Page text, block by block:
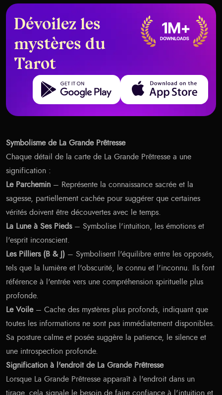
Dévoilez les
mystères du
Tarot
Get it on Google Play Download on the App Store
Symbolisme de La Grande Prêtresse
Chaque détail de la carte de La Grande Prêtresse a une
signification :
Le Parchemin – Représente la connaissance sacrée et la
sagesse, partiellement cachée pour suggérer que certaines
vérités doivent être découvertes avec le temps.
La Lune à Ses Pieds– Symbolise l'intuition, les émotions et
l'esprit inconscient.
Les Pilliers (B & J) – Symbolisent l'équilibre entre les opposés,
tels que la lumière et l'obscurité, le connu et l'inconnu. Ils font
référence à l'entrée vers une compréhension spirituelle plus
profonde.
Le Voile– Cache des mystères plus profonds, indiquant que
toutes les informations ne sont pas immédiatement disponibles.
Sa posture calme et posée suggère la patience, le silence et
une introspection profonde.
Signification à l'endroit de La Grande Prêtresse
Lorsque La Grande Prêtresse apparaît à l'endroit dans un
tirage, cela signale le besoin de faire confiance à l'intuition et